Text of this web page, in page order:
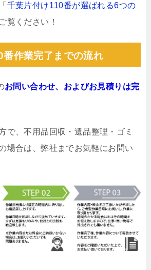
千葉片付け110番が選ばれる6つの
覧ください！
作業完了までの流れ
お問い合わせ、およびお見積りは完
で、不用品回収・遺品整理・ゴミ
場合は、弊社までお気軽にお問い